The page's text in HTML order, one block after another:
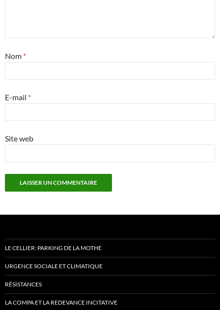
Nom *
E-mail *
Site web
LE CELLIER: PARKING DE LA MOTHE
URGENCE SOCIALE ET CLIMATIQUE
RÉSISTANCES
LA COMPA ET LA REDEVANCE INCITATIVE